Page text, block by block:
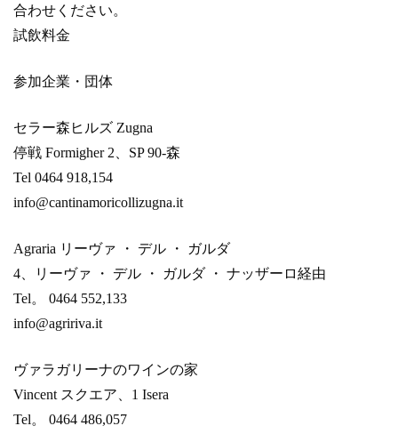
合わせください。
試飲料金
参加企業・団体
セラー森ヒルズ Zugna
停戦 Formigher 2、SP 90-森
Tel 0464 918,154
info@cantinamoricollizugna.it
Agraria リーヴァ ・ デル ・ ガルダ
4、リーヴァ ・ デル ・ ガルダ ・ ナッザーロ経由
Tel。 0464 552,133
info@agririva.it
ヴァラガリーナのワインの家
Vincent スクエア、1 Isera
Tel。 0464 486,057